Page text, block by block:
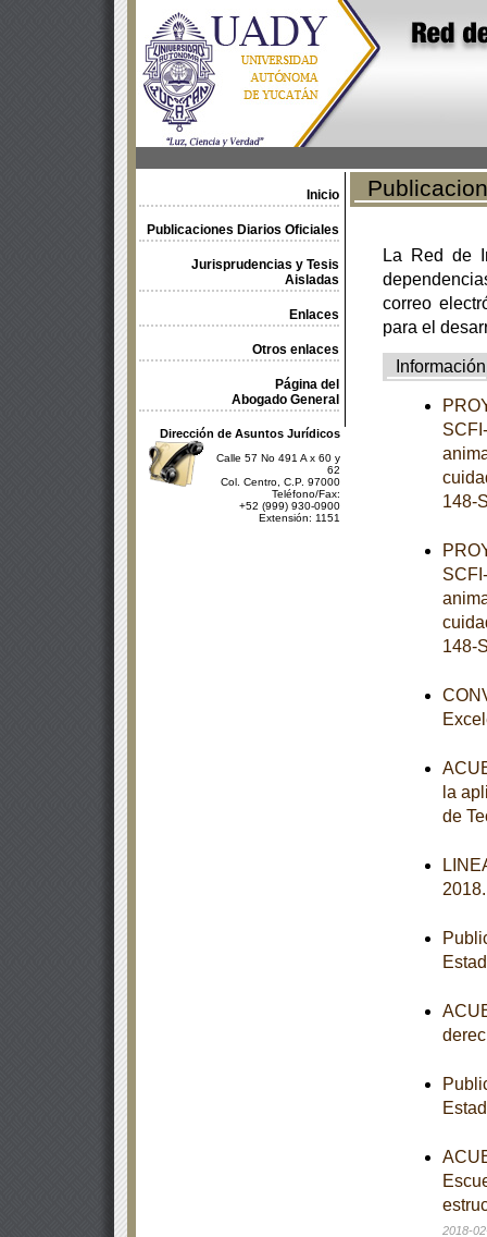
Inicio
Publicaciones Diarios Oficiales
Jurisprudencias y Tesis
Aisladas
Enlaces
Otros enlaces
Página del
Abogado General
Dirección de Asuntos Jurídicos
Calle 57 No 491 A x 60 y
62
Col. Centro, C.P. 97000
Teléfono/Fax:
+52 (999) 930-0900
Extensión: 1151
La Red de
correo
para el
Información
148-
148-
la
de
2018-